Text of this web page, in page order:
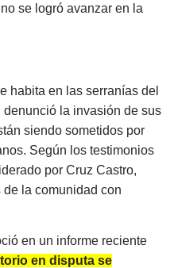
se logró avanzar en la
habita en las serranías del
la invasión de sus
siendo sometidos por
Según los testimonios
por Cruz Castro,
la comunidad con
en un informe reciente
en disputa se